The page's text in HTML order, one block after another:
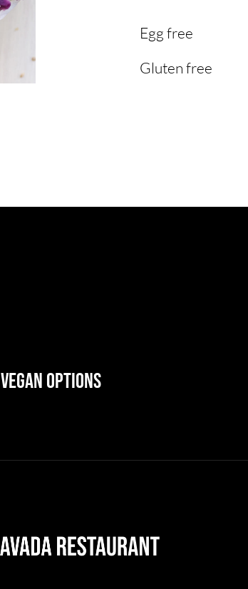
Egg free
Gluten free
Vegan Options